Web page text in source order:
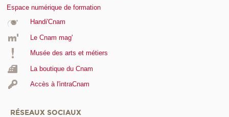
Espace numérique de formation
Handi'Cnam
Le Cnam mag'
Musée des arts et métiers
La boutique du Cnam
Accès à l'intraCnam
RÉSEAUX SOCIAUX